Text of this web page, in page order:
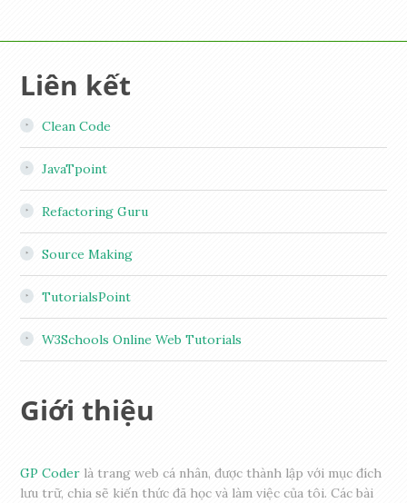
Liên kết
Clean Code
JavaTpoint
Refactoring Guru
Source Making
TutorialsPoint
W3Schools Online Web Tutorials
Giới thiệu
GP Coder là trang web cá nhân, được thành lập với mục đích
lưu trữ, chia sẽ kiến thức đã học và làm việc của tôi. Các bài